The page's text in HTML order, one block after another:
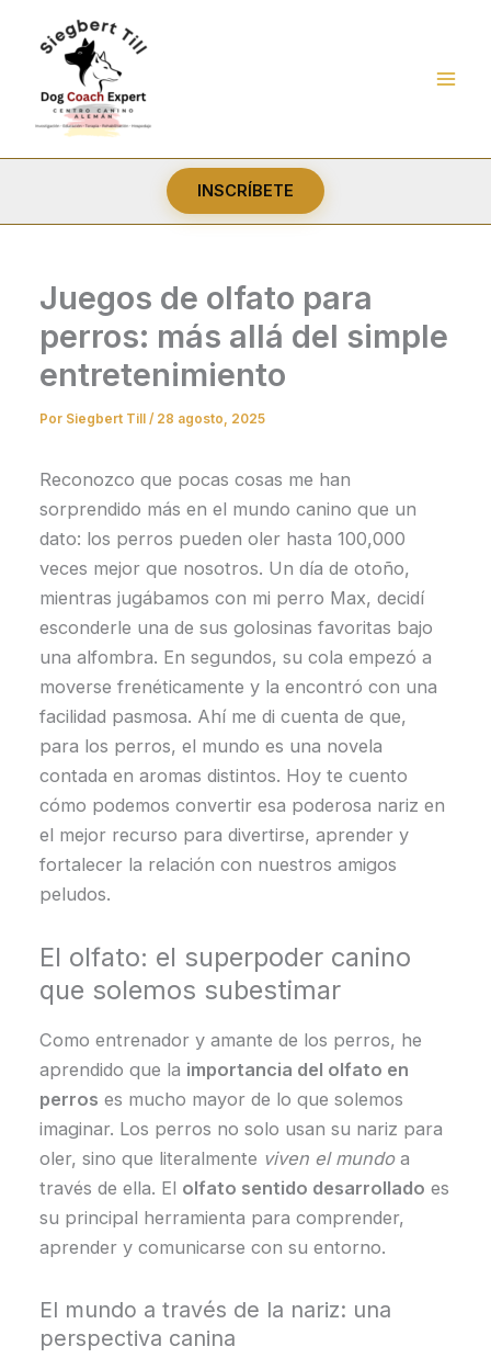
contenido
INSCRÍBETE
Juegos de olfato para
perros: más allá del simple
entretenimiento
Por Siegbert Till/ 28 agosto, 2025
Reconozco que pocas cosas me han
sorprendido más en el mundo canino que un
dato: los perros pueden oler hasta 100,000
veces mejor que nosotros. Un día de otoño,
mientras jugábamos con mi perro Max, decidí
esconderle una de sus golosinas favoritas bajo
una alfombra. En segundos, su cola empezó a
moverse frenéticamente y la encontró con una
facilidad pasmosa. Ahí me di cuenta de que,
para los perros, el mundo es una novela
contada en aromas distintos. Hoy te cuento
cómo podemos convertir esa poderosa nariz en
el mejor recurso para divertirse, aprender y
fortalecer la relación con nuestros amigos
peludos.
El olfato: el superpoder canino
que solemos subestimar
Como entrenador y amante de los perros, he
aprendido que la importancia del olfato en
perros es mucho mayor de lo que solemos
imaginar. Los perros no solo usan su nariz para
oler, sino que literalmente viven el mundoa
través de ella. El olfato sentido desarrollado es
su principal herramienta para comprender,
aprender y comunicarse con su entorno.
El mundo a través de la nariz: una
perspectiva canina